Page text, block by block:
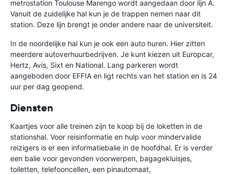
metrostation Toulouse Marengo wordt aangedaan door lijn A.
Vanuit de zuidelijke hal kun je de trappen nemen naar dit
station. Deze lijn brengt je onder andere naar de universiteit.
In de noordelijke hal kun je ook een auto huren. Hier zitten
meerdere autoverhuurbedrijven. Je kunt kiezen uit Europcar,
Hertz, Avis, Sixt en National. Lang parkeren wordt
aangeboden door EFFIA en ligt rechts van het station en is 24
uur per dag geopend.
Diensten
Kaartjes voor alle treinen zijn te koop bij de loketten in de
stationshal. Voor reisinformatie en hulp voor mindervalide
reizigers is er een informatiebalie in de hoofdhal. Er is verder
een balie voor gevonden voorwerpen, bagagekluisjes,
toiletten, telefooncellen, een pinautomaat,